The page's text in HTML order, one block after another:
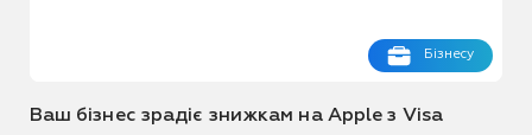
Бізнесу
Ваш бізнес зрадіє знижкам на Apple з Visa